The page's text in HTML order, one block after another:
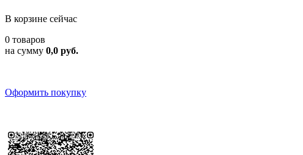
В корзине сейчас
0 товаров
на сумму 0,0 руб.
Оформить покупку